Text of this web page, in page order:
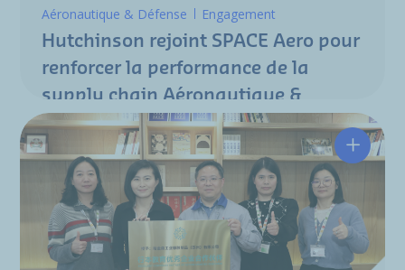
Aéronautique & Défense
Engagement
Hutchinson rejoint SPACE Aero pour
renforcer la performance de la
supply chain Aéronautique &
Défense